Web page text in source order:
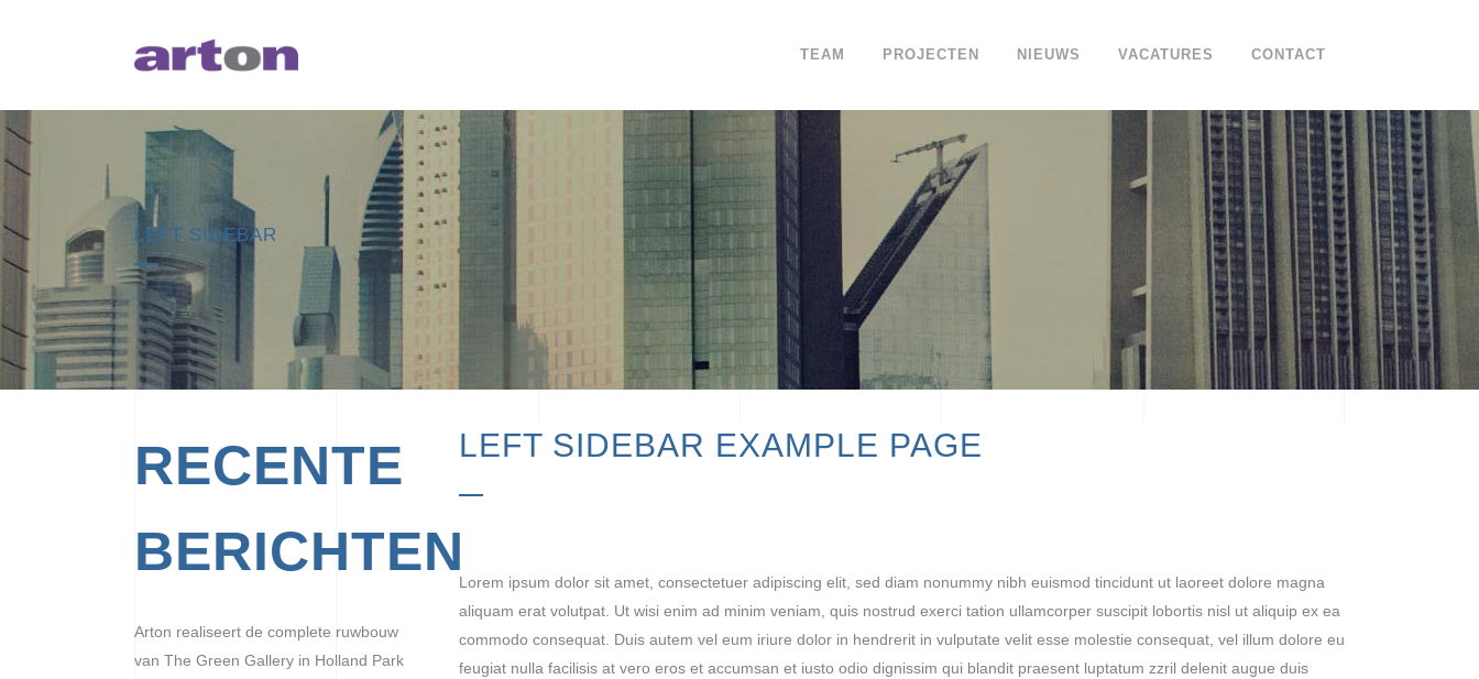
TEAM PROJECTEN NIEUWS VACATURES CONTACT
LEFT SIDEBAR
RECENTE
BERICHTEN
Arton realiseert de complete ruwbouw
van The Green Gallery in Holland Park
LEFT SIDEBAR EXAMPLE PAGE
Lorem ipsum dolor sit amet, consectetuer adipiscing elit, sed diam nonummy nibh euismod tincidunt ut laoreet dolore magna
aliquam erat volutpat. Ut wisi enim ad minim veniam, quis nostrud exerci tation ullamcorper suscipit lobortis nisl ut aliquip ex ea
commodo consequat. Duis autem vel eum iriure dolor in hendrerit in vulputate velit esse molestie consequat, vel illum dolore eu
feugiat nulla facilisis at vero eros et accumsan et iusto odio dignissim qui blandit praesent luptatum zzril delenit augue duis